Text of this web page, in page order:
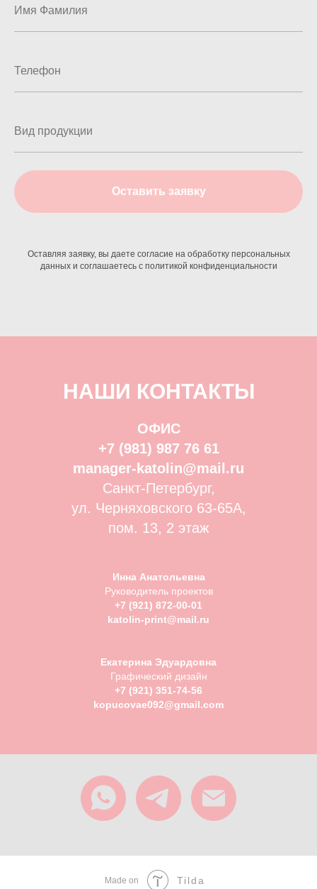
Оставить заявку
Оставляя заявку, вы даете согласие на обработку персональных
данных и соглашаетесь c политикой конфиденциальности
НАШИ КОНТАКТЫ
ОФИС
+7 (981) 987 76 61
manager-katolin@mail.ru
Санкт-Петербург,
ул. Черняховского 63-65А,
пом. 13, 2 этаж
Инна Анатольевна
Руководитель проектов
+7 (921) 872-00-01
katolin-print@mail.ru
Екатерина Эдуардовна
Графический дизайн
+7 (921) 351-74-56
kopucovae092@gmail.com
Made on Tilda